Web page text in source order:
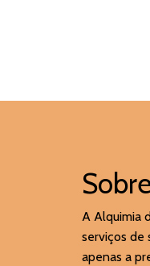
A Alquimia
serviços de
apenas a